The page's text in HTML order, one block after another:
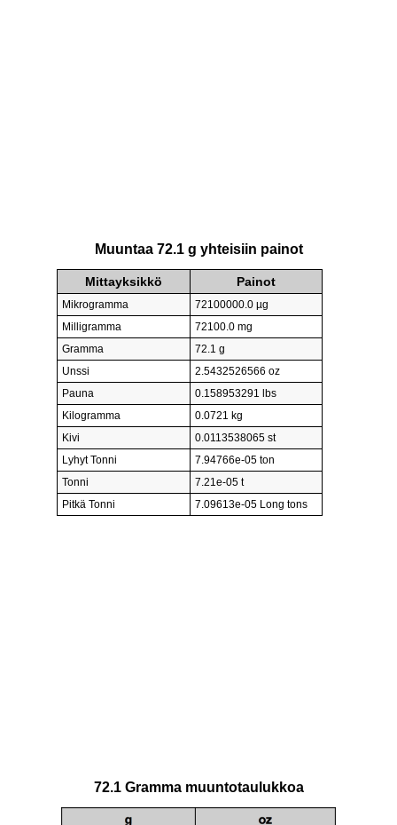
Muuntaa 72.1 g yhteisiin painot
Mittayksikkö Painot
Mikrogramma
72100000.0 µg
Milligramma
72100.0 mg
Gramma
72.1 g
Unssi
2.5432526566 oz
Pauna
0.158953291 lbs
Kilogramma
0.0721 kg
Kivi
0.0113538065 st
Lyhyt Tonni
7.94766e-05 ton
Tonni
7.21e-05 t
Pitkä Tonni
7.09613e-05 Long tons
72.1 Gramma muuntotaulukkoa